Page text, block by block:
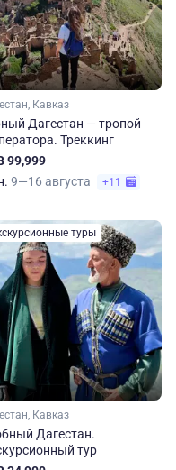
Кавказ
Дагестан — тропой
Треккинг
99,999
9—16 августа +11
туры
Кавказ
Дагестан.
тур